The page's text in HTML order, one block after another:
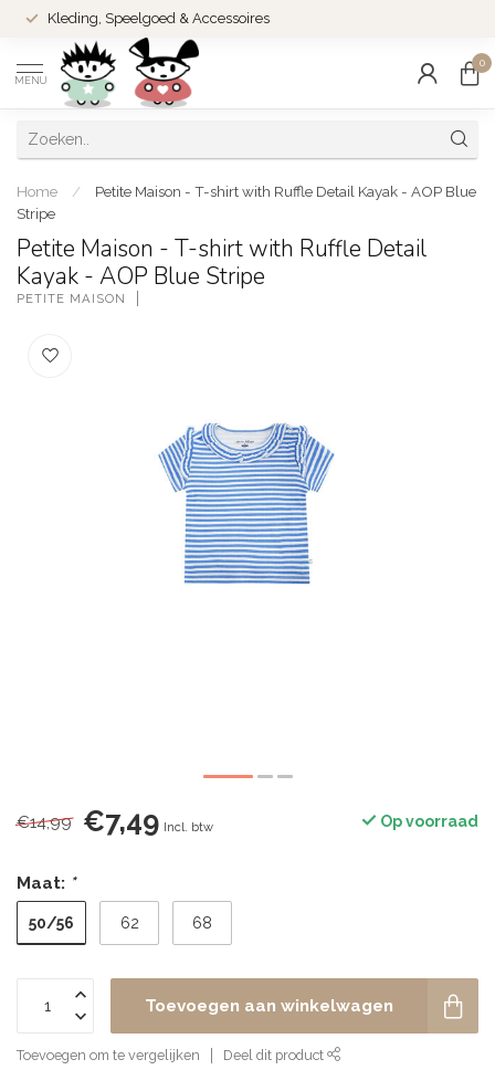
Kleding, Speelgoed & Accessoires
MENU
0
Home /
Petite Maison - T-shirt with Ruffle Detail Kayak - AOP Blue
Stripe
Petite Maison - T-shirt with Ruffle Detail
Kayak - AOP Blue Stripe
PETITE MAISON
€14,99 €7,49 Incl. btw Op voorraad
Maat: *
50/56 62 68
Toevoegen aan winkelwagen
Toevoegen om te vergelijken Deel dit product